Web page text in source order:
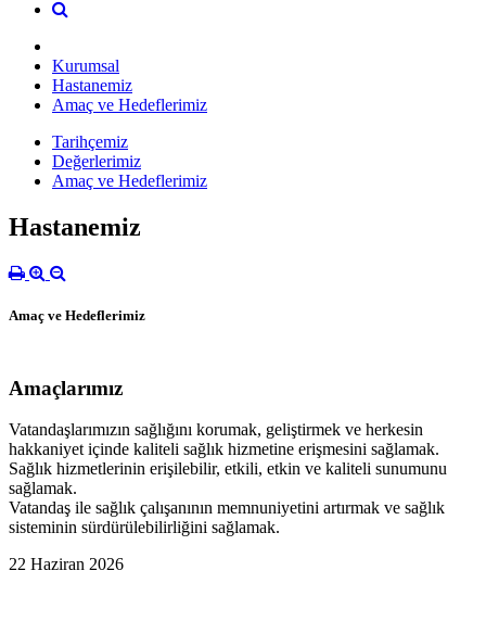
Kurumsal
Hastanemiz
Amaç ve Hedeflerimiz
Tarihçemiz
Değerlerimiz
Amaç ve Hedeflerimiz
Hastanemiz
Amaç ve Hedeflerimiz
Amaçlarımız
Vatandaşlarımızın sağlığını korumak, geliştirmek ve herkesin
hakkaniyet içinde kaliteli sağlık hizmetine erişmesini sağlamak.
Sağlık hizmetlerinin erişilebilir, etkili, etkin ve kaliteli sunumunu
sağlamak.
Vatandaş ile sağlık çalışanının memnuniyetini artırmak ve sağlık
sisteminin sürdürülebilirliğini sağlamak.
22 Haziran 2026